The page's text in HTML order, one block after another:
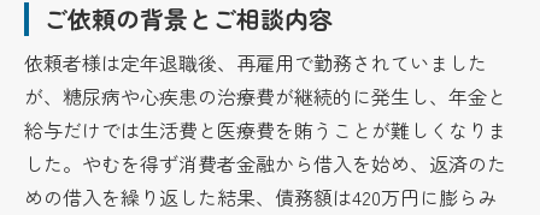
ご依頼の背景とご相談内容
依頼者様は定年退職後、再雇用で勤務されていました
が、糖尿病や心疾患の治療費が継続的に発生し、年金と
給与だけでは生活費と医療費を賄うことが難しくなりま
した。やむを得ず消費者金融から借入を始め、返済のた
めの借入を繰り返した結果、債務額は420万円に膨らみ